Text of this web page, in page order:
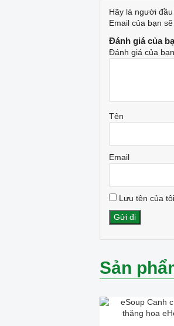
Hãy là người
Email của bạn
Đánh giá của
Đánh giá của bạn
Tên
Email
Lưu tên của
Sản